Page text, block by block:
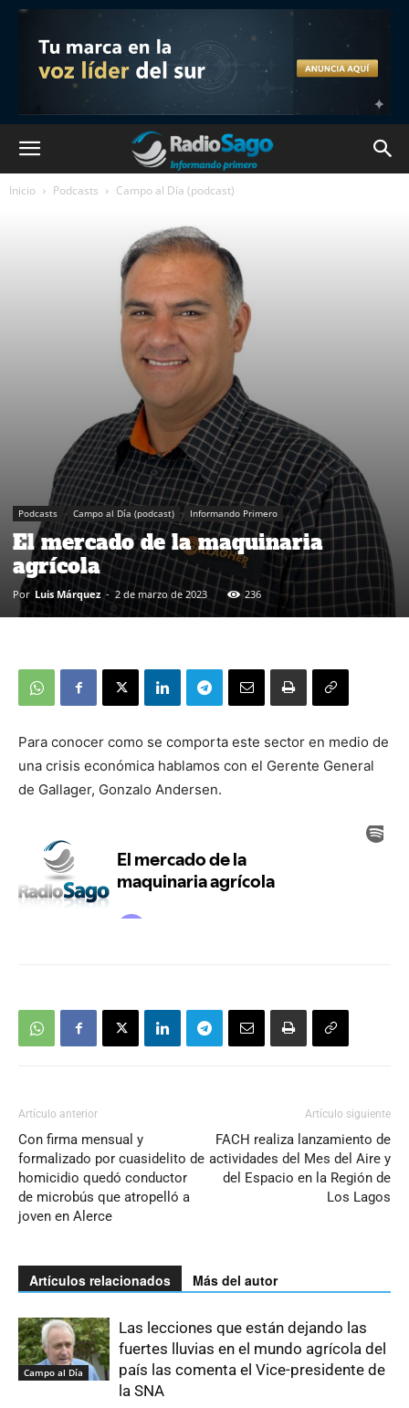
Inicio Podcasts Campo al Día (podcast)
Podcasts Campo al Día (podcast) Informando Primero
El mercado de la maquinaria
agrícola
Por Luis Márquez - 2 de marzo de 2023 236
Para conocer como se comporta este sector en medio de
una crisis económica hablamos con el Gerente General
de Gallager, Gonzalo Andersen.
Artículo anterior
Con firma mensual y
formalizado por cuasidelito de
homicidio quedó conductor
de microbús que atropelló a
joven en Alerce
Artículo siguiente
FACH realiza lanzamiento de
actividades del Mes del Aire y
del Espacio en la Región de
Los Lagos
Artículos relacionados Más del autor
Campo al Día
Las lecciones que están dejando las
fuertes lluvias en el mundo agrícola del
país las comenta el Vice-presidente de
la SNA